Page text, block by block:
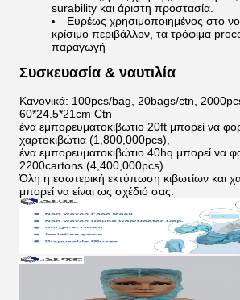
surability και άριστη προστασία.
Ευρέως χρησιμοποιημένος στο
κρίσιμο περιβάλλον, τα τρόφιμα
παραγωγή
Συσκευασία & ναυτιλία
Κανονικά: 100pcs/bag, 20bags/ctn,
60*24.5*21cm Ctn
ένα εμπορευματοκιβώτιο 20ft μπορεί να
χαρτοκιβώτια (1,800,000pcs),
ένα εμπορευματοκιβώτιο 40hq μπορεί να
2200cartons (4,400,000pcs).
Όλη η εσωτερική εκτύπωση κιβωτίων και
μπορεί να είναι ως σχέδιό σας.